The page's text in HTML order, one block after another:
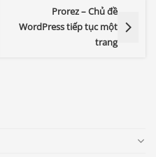
Prorez – Chủ đề
WordPress tiếp tục một
trang